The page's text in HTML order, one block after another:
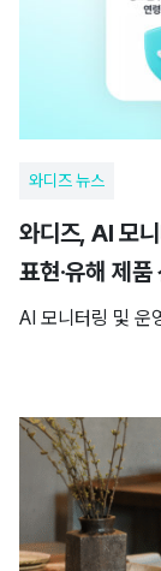
와디즈 뉴스
와디즈, AI 모
표현·유해 제품
AI 모니터링 및 운